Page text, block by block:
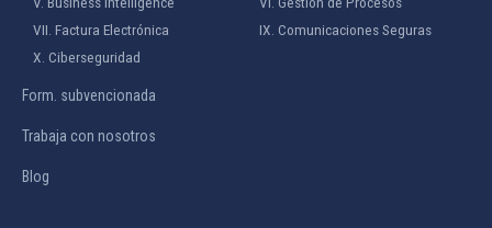
VII. Factura Electrónica
IX. Comunicaciones Seguras
X. Ciberseguridad
Form. subvencionada
Trabaja con nosotros
Blog